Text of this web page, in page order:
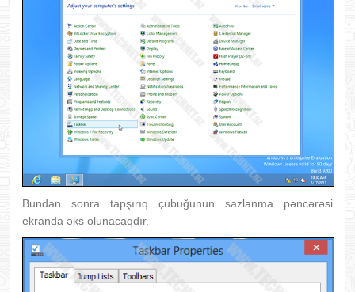
Bundan sonra tapşırıq çubuğunun sazlanma pəncərəsi
ekranda əks olunacaqdır.